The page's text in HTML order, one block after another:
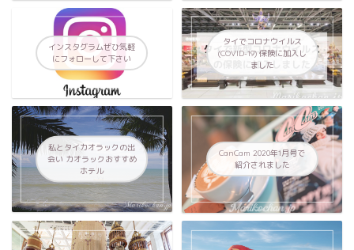
インスタグラムぜひ気軽
にフォローして下さい
タイでコロナウイルス
(COVID-19) 保険に加入し
ました
私とタイカオラックの出
会い カオラックおすすめ
ホテル
CanCam 2020年1月号で
紹介されました